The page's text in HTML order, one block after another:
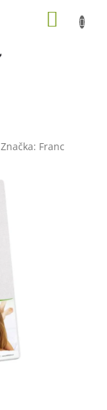
Značka: Franc